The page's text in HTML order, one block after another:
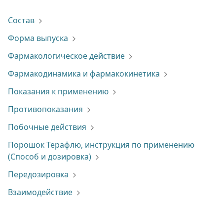
Состав
Форма выпуска
Фармакологическое действие
Фармакодинамика и фармакокинетика
Показания к применению
Противопоказания
Побочные действия
Порошок Терафлю, инструкция по применению
(Способ и дозировка)
Передозировка
Взаимодействие